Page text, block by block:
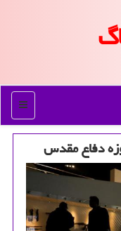
منو
دفاع مقدس